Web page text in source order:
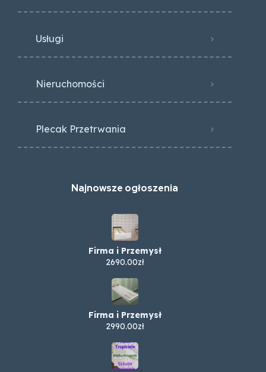
Usługi
Nieruchomości
Plecak Przetrwania
Najnowsze ogłoszenia
Firma i Przemysł
2690.00zł
Firma i Przemysł
2990.00zł